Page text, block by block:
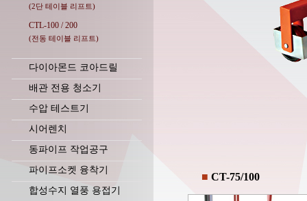
(2단 테이블 리프트)
CTL-100 / 200
(전동 테이블 리프트)
다이아몬드 코아드릴
배관 전용 청소기
수압 테스트기
시어렌치
동파이프 작업공구
파이프소켓 융착기
합성수지 열풍 용접기
■ CT-75/100